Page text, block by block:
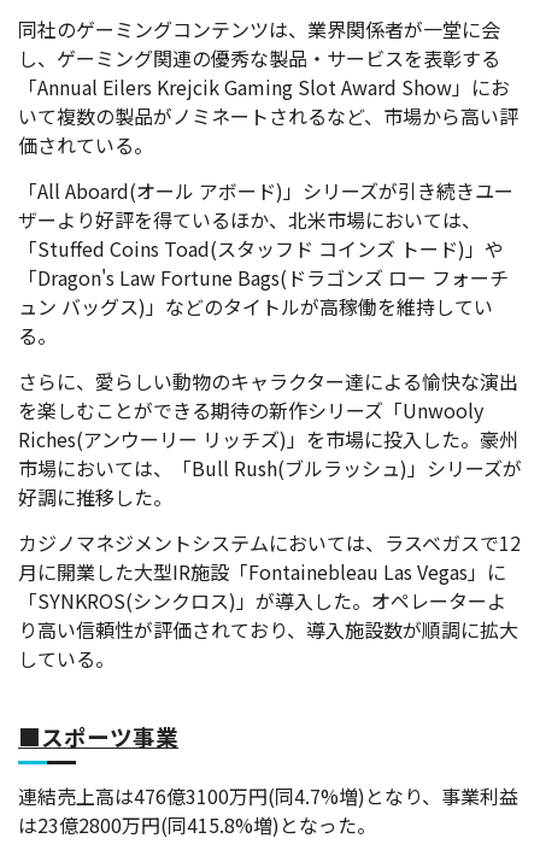
同社のゲーミングコンテンツは、業界関係者が一堂に会
し、ゲーミング関連の優秀な製品・サービスを表彰する
「Annual Eilers Krejcik Gaming Slot Award Show」にお
いて複数の製品がノミネートされるなど、市場から高い評
価されている。
「All Aboard(オール アボード)」シリーズが引き続きユー
ザーより好評を得ているほか、北米市場においては、
「Stuffed Coins Toad(スタッフド コインズ トード)」や
「Dragon's Law Fortune Bags(ドラゴンズ ロー フォーチ
ュン バッグス)」などのタイトルが高稼働を維持してい
る。
さらに、愛らしい動物のキャラクター達による愉快な演出
を楽しむことができる期待の新作シリーズ「Unwooly
Riches(アンウーリー リッチズ)」を市場に投入した。豪州
市場においては、「Bull Rush(ブルラッシュ)」シリーズが
好調に推移した。
カジノマネジメントシステムにおいては、ラスベガスで12
月に開業した大型IR施設「Fontainebleau Las Vegas」に
「SYNKROS(シンクロス)」が導入した。オペレーターよ
り高い信頼性が評価されており、導入施設数が順調に拡大
している。
■スポーツ事業
連結売上高は476億3100万円(同4.7%増)となり、事業利益
は23億2800万円(同415.8%増)となった。